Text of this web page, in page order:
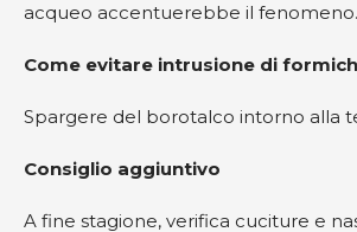
acqueo accentuerebbe il fenomeno.
Come evitare intrusione di
Spargere del borotalco intorno alla
Consiglio aggiuntivo
A fine stagione, verifica cuciture e